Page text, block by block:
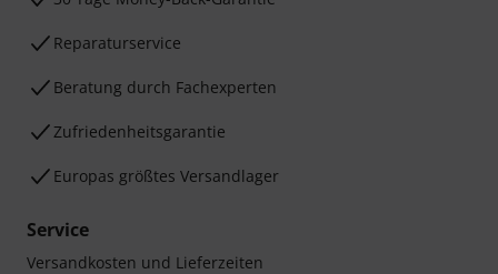
Reparaturservice
Beratung durch Fachexperten
Zufriedenheitsgarantie
Europas größtes Versandlager
Service
Versandkosten und Lieferzeiten